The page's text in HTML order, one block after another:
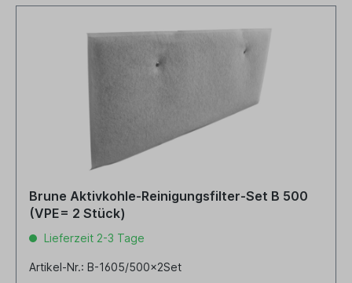
Brune Aktivkohle-Reinigungsfilter-Set B 500
(VPE= 2 Stück)
Lieferzeit 2-3 Tage
Artikel-Nr.: B-1605/500x2Set